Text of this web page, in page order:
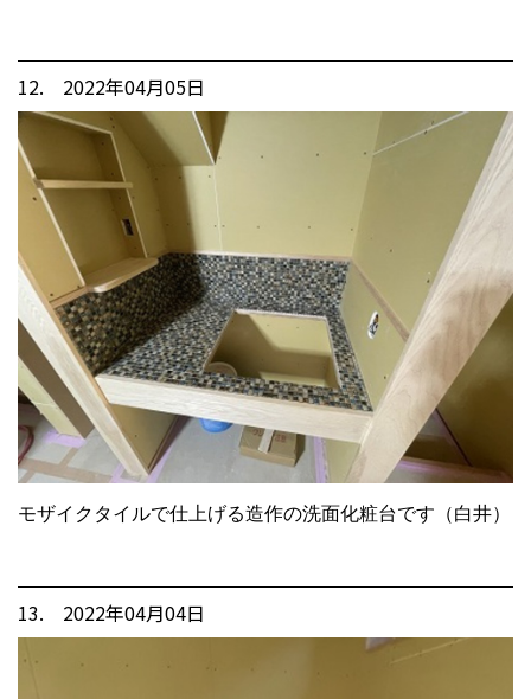
12. 2022年04月05日
モザイクタイルで仕上げる造作の洗面化粧台です（白井）
13. 2022年04月04日